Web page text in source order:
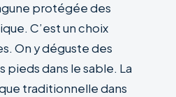
protégée des
C’est un choix
On y déguste des
pieds dans le sable. La
traditionnelle dans